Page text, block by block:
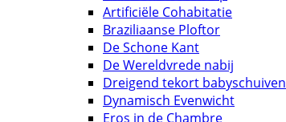
Artificiële Cohabitatie
Braziliaanse Ploftor
De Schone Kant
De Wereldvrede nabij
Dreigend tekort babyschuiven
Dynamisch Evenwicht
Eros in de Chambre